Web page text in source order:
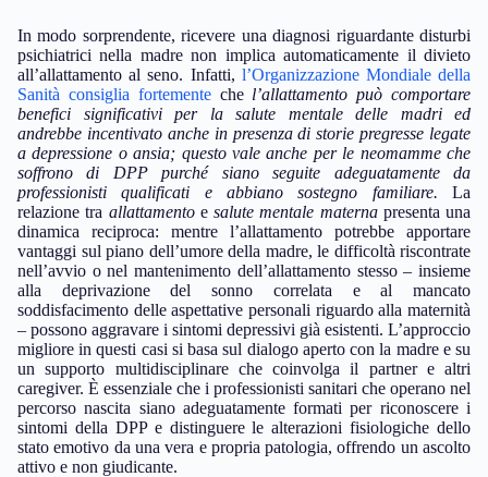
In modo sorprendente, ricevere una diagnosi riguardante disturbi
psichiatrici nella madre non implica automaticamente il divieto
all’allattamento al seno. Infatti, l’Organizzazione Mondiale della
Sanità consiglia fortementeche l’allattamento può comportare
benefici significativi per la salute mentale delle madri ed
andrebbe incentivato anche in presenza di storie pregresse legate
a depressione o ansia; questo vale anche per le neomamme che
soffrono di DPP purché siano seguite adeguatamente da
professionisti qualificati e abbiano sostegno familiare. La
relazione tra allattamentoe salute mentale maternapresenta una
dinamica reciproca: mentre l’allattamento potrebbe apportare
vantaggi sul piano dell’umore della madre, le difficoltà riscontrate
nell’avvio o nel mantenimento dell’allattamento stesso – insieme
alla deprivazione del sonno correlata e al mancato
soddisfacimento delle aspettative personali riguardo alla maternità
– possono aggravare i sintomi depressivi già esistenti. L’approccio
migliore in questi casi si basa sul dialogo aperto con la madre e su
un supporto multidisciplinare che coinvolga il partner e altri
caregiver. È essenziale che i professionisti sanitari che operano nel
percorso nascita siano adeguatamente formati per riconoscere i
sintomi della DPP e distinguere le alterazioni fisiologiche dello
stato emotivo da una vera e propria patologia, offrendo un ascolto
attivo e non giudicante.